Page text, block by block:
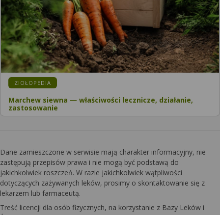
KATEGORIA:
ZIOŁOPEDIA
Marchew siewna — właściwości lecznicze, działanie,
zastosowanie
Dane zamieszczone w serwisie mają charakter informacyjny, nie
zastępują przepisów prawa i nie mogą być podstawą do
jakichkolwiek roszczeń. W razie jakichkolwiek wątpliwości
dotyczących zażywanych leków, prosimy o skontaktowanie się z
lekarzem lub farmaceutą.
Treść licencji dla osób fizycznych, na korzystanie z Bazy Leków i